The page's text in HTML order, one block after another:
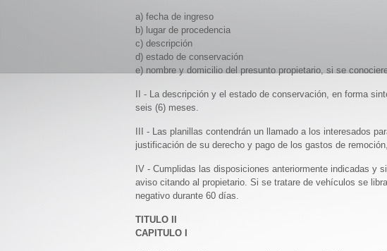
a) fecha de ingreso
b) lugar de procedencia
c) descripción
d) estado de conservación
e) nombre y domicilio del presunto propietario, si se
II - La descripción y el estado de conservación, en forma
seis (6) meses.
III - Las planillas contendrán un llamado a los interesados
justificación de su derecho y pago de los gastos de
IV - Cumplidas las disposiciones anteriormente indicadas y
aviso citando al propietario. Si se tratare de vehículos se
negativo durante 60 días.
TITULO II
CAPITULO I